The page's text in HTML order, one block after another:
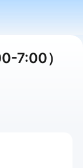
7:00）